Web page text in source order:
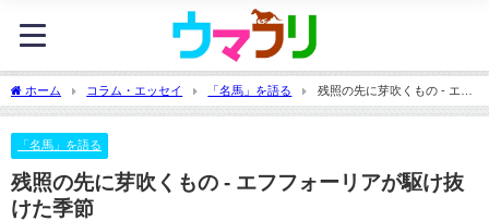
ホーム コラム・エッセイ 「名馬」を語る
残照の先に芽吹くもの - エフ
フォーリアが駆け抜けた季節
「名馬」を語る
残照の先に芽吹くもの - エフフォーリアが駆け抜
けた季節